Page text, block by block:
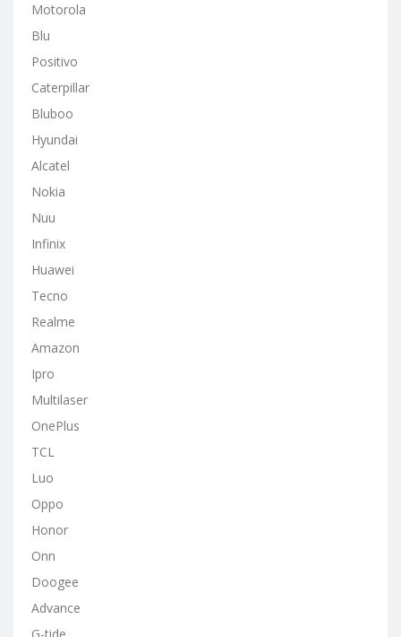
Motorola
Blu
Positivo
Caterpillar
Bluboo
Hyundai
Alcatel
Nokia
Nuu
Infinix
Huawei
Tecno
Realme
Amazon
Ipro
Multilaser
OnePlus
TCL
Luo
Oppo
Honor
Onn
Doogee
Advance